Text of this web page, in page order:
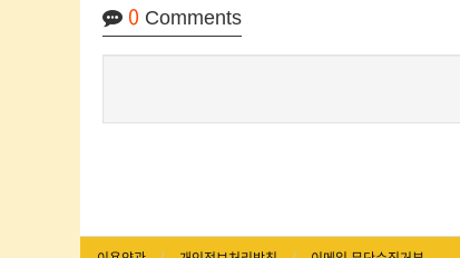
0 Comments